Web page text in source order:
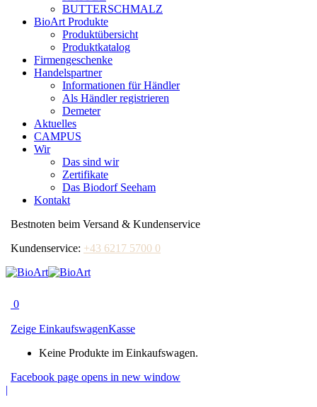
BUTTERSCHMALZ
BioArt Produkte
Produktübersicht
Produktkatalog
Firmengeschenke
Handelspartner
Informationen für Händler
Als Händler registrieren
Demeter
Aktuelles
CAMPUS
Wir
Das sind wir
Zertifikate
Das Biodorf Seeham
Kontakt
Bestnoten beim Versand & Kundenservice
Kundenservice: +43 6217 5700 0
0
Zeige EinkaufswagenKasse
Keine Produkte im Einkaufswagen.
Facebook page opens in new window
|